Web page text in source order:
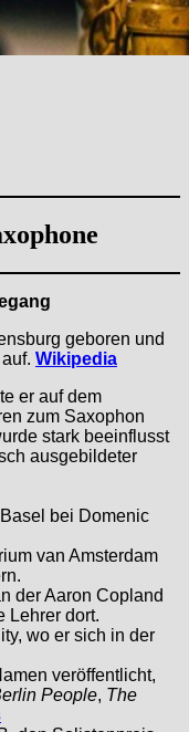
geboren und
Wikipedia
er auf dem
zum Saxophon
stark beeinflusst
ausgebildeter
bei Domenic
van Amsterdam
der Aaron Copland
Lehrer dort.
wo er sich in der
veröffentlicht,
People, The